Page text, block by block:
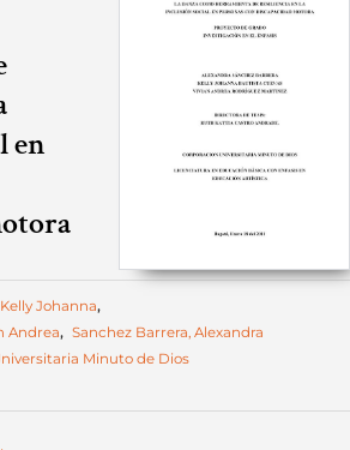
en
Johanna,
Andrea, Sanchez Barrera, Alexandra
Minuto de Dios